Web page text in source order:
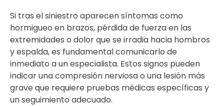
Si tras el siniestro aparecen síntomas como
hormigueo en brazos, pérdida de fuerza en las
extremidades o dolor que se irradia hacia hombros
y espalda, es fundamental comunicarlo de
inmediato a un especialista. Estos signos pueden
indicar una compresión nerviosa o una lesión más
grave que requiere pruebas médicas específicas y
un seguimiento adecuado.